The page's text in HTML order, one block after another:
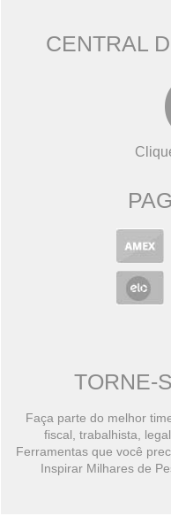
CENTRAL
TORNE-
Faça parte do melhor
fiscal, trabalhista,
Ferramentas que você
Inspirar Milhares de